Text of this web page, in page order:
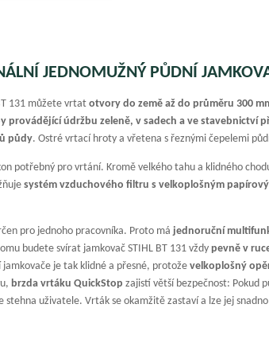
JEDNOMUŽNÝ PŮDNÍ
131 můžete vrtatotvory do země až do průměru 300
provádějící údržbu zeleně, v sadech a ve stavebnictví
půdy. Ostré vrtací hroty a vřetena s řeznými čepelemi
potřebný pro vrtání. Kromě velkého tahu a klidného
systém vzduchového filtru s velkoplošným
pro jednoho pracovníka. Proto májednoruční
budete svírat jamkovač STIHL BT 131 vždypevně v
jamkovače je tak klidné a přesné, protoževelkoplošný
brzda vrtáku QuickStop zajistí větší bezpečnost: Pokud
stehna uživatele. Vrták se okamžitě zastaví a lze jej